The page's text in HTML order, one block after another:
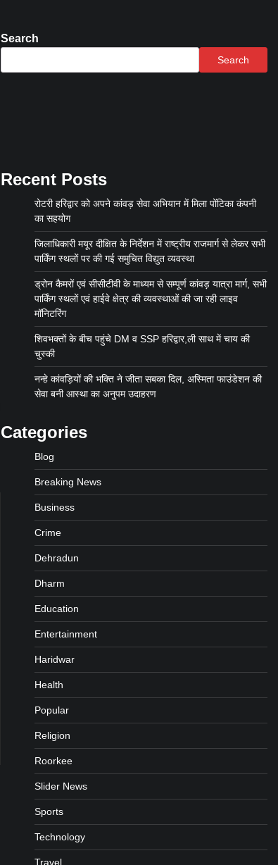
Search
Search
Recent Posts
रोटरी हरिद्वार को अपने कांवड़ सेवा अभियान में मिला पोंटिका कंपनी
का सहयोग
जिलाधिकारी मयूर दीक्षित के निर्देशन में राष्ट्रीय राजमार्ग से लेकर सभी
पार्किंग स्थलों पर की गई समुचित विद्युत व्यवस्था
ड्रोन कैमरों एवं सीसीटीवी के माध्यम से सम्पूर्ण कांवड़ यात्रा मार्ग, सभी
पार्किंग स्थलों एवं हाईवे क्षेत्र की व्यवस्थाओं की जा रही लाइव
मॉनिटरिंग
शिवभक्तों के बीच पहुंचे DM व SSP हरिद्वार,ली साथ में चाय की
चुस्की
नन्हे कांवड़ियों की भक्ति ने जीता सबका दिल, अस्मिता फाउंडेशन की
सेवा बनी आस्था का अनुपम उदाहरण
Categories
Blog
Breaking News
Business
Crime
Dehradun
Dharm
Education
Entertainment
Haridwar
Health
Popular
Religion
Roorkee
Slider News
Sports
Technology
Travel